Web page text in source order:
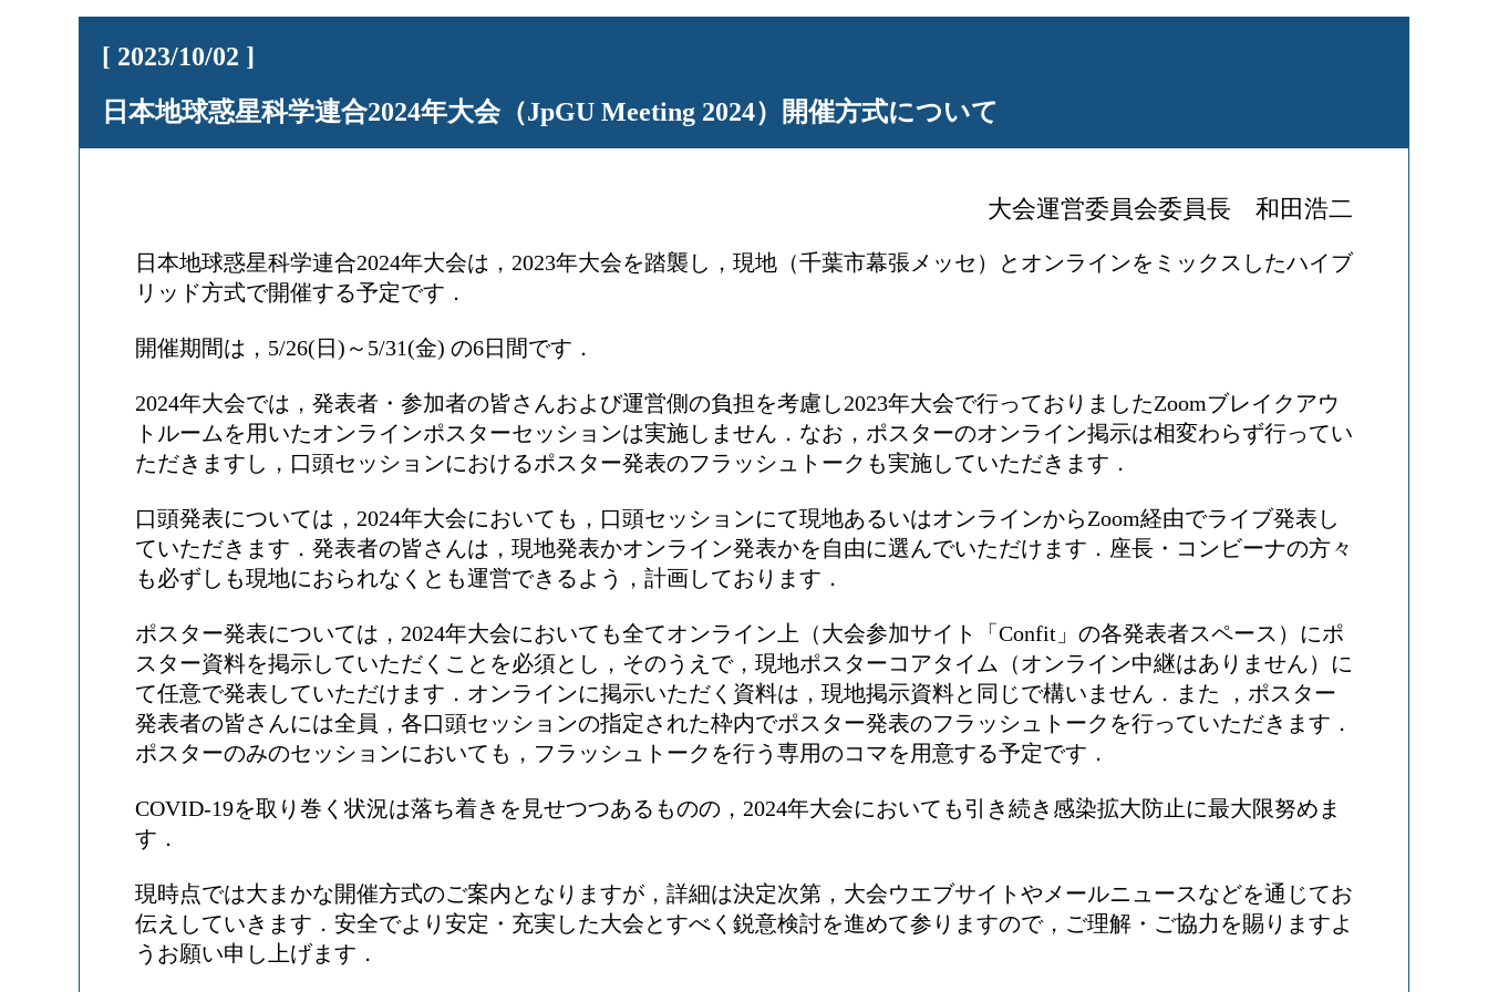
[ 2023/10/02 ]
日本地球惑星科学連合2024年大会（JpGU Meeting 2024）開催方式について
大会運営委員会委員長 和田浩二
日本地球惑星科学連合2024年大会は，2023年大会を踏襲し，現地（千葉市幕張メッセ）とオンラインをミックスしたハイブ
リッド方式で開催する予定です．
開催期間は，5/26(日)～5/31(金) の6日間です．
2024年大会では，発表者・参加者の皆さんおよび運営側の負担を考慮し2023年大会で行っておりましたZoomブレイクアウ
トルームを用いたオンラインポスターセッションは実施しません．なお，ポスターのオンライン掲示は相変わらず行ってい
ただきますし，口頭セッションにおけるポスター発表のフラッシュトークも実施していただきます．
口頭発表については，2024年大会においても，口頭セッションにて現地あるいはオンラインからZoom経由でライブ発表し
ていただきます．発表者の皆さんは，現地発表かオンライン発表かを自由に選んでいただけます．座長・コンビーナの方々
も必ずしも現地におられなくとも運営できるよう，計画しております．
ポスター発表については，2024年大会においても全てオンライン上（大会参加サイト「Confit」の各発表者スペース）にポ
スター資料を掲示していただくことを必須とし，そのうえで，現地ポスターコアタイム（オンライン中継はありません）に
て任意で発表していただけます．オンラインに掲示いただく資料は，現地掲示資料と同じで構いません．また ，ポスター
発表者の皆さんには全員，各口頭セッションの指定された枠内でポスター発表のフラッシュトークを行っていただきます．
ポスターのみのセッションにおいても，フラッシュトークを行う専用のコマを用意する予定です．
COVID-19を取り巻く状況は落ち着きを見せつつあるものの，2024年大会においても引き続き感染拡大防止に最大限努めま
す．
現時点では大まかな開催方式のご案内となりますが，詳細は決定次第，大会ウエブサイトやメールニュースなどを通じてお
伝えしていきます．安全でより安定・充実した大会とすべく鋭意検討を進めて参りますので，ご理解・ご協力を賜りますよ
うお願い申し上げます．